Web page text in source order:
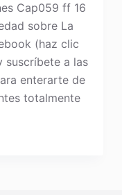
Cap059 ff 16
sobre La
(haz clic
suscríbete a las
enterarte de
totalmente